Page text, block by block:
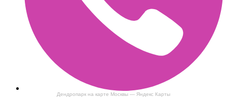
Дендропарк на карте Москвы — Яндекс Карты